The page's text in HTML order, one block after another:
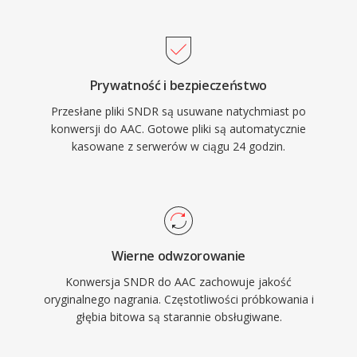
zachowanie wczesnych nagran cyfrowego
glosowych po dzwiek przestrzenny surround.
Po trzecie, szerokie wdrozenie przez Apple i
innych producentow gwarantuje, ze praktycznie
kazde wspolczesne urzadzenie, przegladarka i
odtwarzacz multimedialny obsluguje AAC
natywnie, bez dodatkowych wtyczek.
Prywatność i bezpieczeństwo
Przesłane pliki SNDR są usuwane natychmiast po
konwersji do AAC. Gotowe pliki są automatycznie
kasowane z serwerów w ciągu 24 godzin.
Wierne odwzorowanie
Konwersja SNDR do AAC zachowuje jakość
oryginalnego nagrania. Częstotliwości próbkowania i
głębia bitowa są starannie obsługiwane.